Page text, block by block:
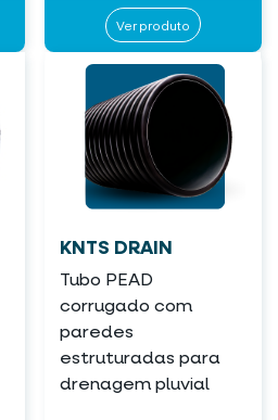
Ver produto
KNTS DRAIN
Tubo PEAD
corrugado com
paredes
estruturadas para
drenagem pluvial